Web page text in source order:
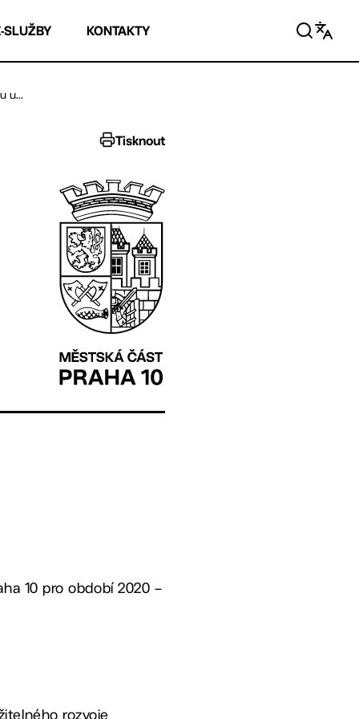
SLUŽBY KONTAKTY
u...
Tisknout
10 pro období 2020 –
rozvoje